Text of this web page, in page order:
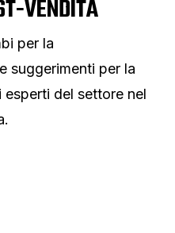
VENDITA
per la
suggerimenti per la
del settore nel